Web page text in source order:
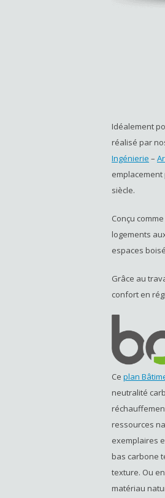
Idéalement
réalisé par
Ingénierie –
emplacement
siècle.
Conçu
logements
espaces
Grâce au
confort en
Ce plan
neutralité
ressources
exemplaires
bas carbone
texture. Ou
matériau